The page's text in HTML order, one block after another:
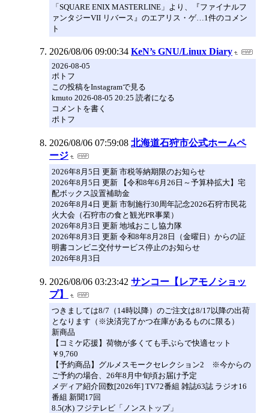
「SQUARE ENIX MASTERLINE」より、『ファイナルフ
ァンタジーVII リバース』のエアリス・ゲ…1件のコメン
ト
2026/08/06 09:00:34 KeN’s GNU/Linux Diary
2026-08-05
ポトフ
この投稿をInstagramで見る
kmuto 2026-08-05 20:25 読者になる
コメントを書く
ポトフ
2026/08/06 07:59:08 北海道石狩市公式ホームペ
ージ
2026年8月5日 更新 市税等納期限のお知らせ
2026年8月5日 更新 【令和8年6月26日～予算枠拡大】宅
配ボックス設置補助金
2026年8月4日 更新 市制施行30周年記念2026石狩市民花
火大会（石狩市の食と観光PR事業）
2026年8月3日 更新 地域おこし協力隊
2026年8月3日 更新 令和8年8月28日（金曜日）からの証
明書コンビニ交付サービス停止のお知らせ
2026年8月3日
2026/08/06 03:23:42 サンコー【レアモノショッ
プ】
つきましては8/7（14時以降）のご注文は8/17以降の出荷
となります（※決済完了かつ在庫があるものに限る）
新商品
【コミケ応援】荷物が多くても手ぶらで快適セット
￥9,760
【予約商品】グルメスモークセレクション2 ※今からの
ご予約の場合、26年8月中旬頃お届け予定
メディア紹介回数[2026年] TV72番組 雑誌63誌 ラジオ16
番組 新聞17回
8.5(水) フジテレビ「ノンストップ」